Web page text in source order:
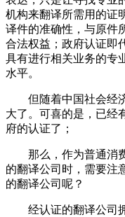
机构来翻译所需用的证
译件的准确性，与原件
合法权益；政府认证即
具有进行相关业务的专
水平。
但随着中国社会经
大了。可喜的是，已经
府的认证了；
那么，作为普通消
的翻译公司时，需要注
的翻译公司呢？
经认证的翻译公司